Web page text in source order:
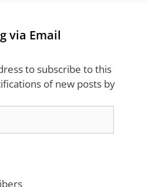
via Email
to subscribe to this
of new posts by